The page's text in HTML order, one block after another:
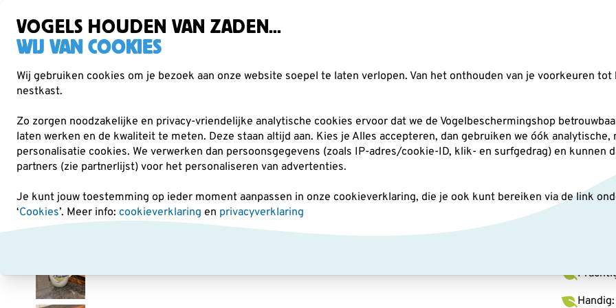
VOGELS HOUDEN VAN ZADEN...
WIJ VAN COOKIES
Wij gebruiken cookies om je bezoek aan onze website soepel te laten verlopen. Van het onthouden van je voorkeuren
nestkast.
Zo zorgen noodzakelijke en privacy-vriendelijke analytische cookies ervoor dat we de Vogelbeschermingshop
laten werken en de kwaliteit te meten. Deze staan altijd aan. Kies je Alles accepteren, dan gebruiken we óók analytische,
personalisatie cookies. We verwerken dan persoonsgegevens (zoals IP-adres/cookie-ID, klik- en surfgedrag) en kunnen
partners (zie partnerlijst) voor het personaliseren van advertenties.
Je kunt jouw toestemming op ieder moment aanpassen in onze cookieverklaring, die je ook kunt bereiken via de link
‘Cookies’. Meer info: cookieverklaring en privacyverklaring
Verrekijkers Vogelvoer Voederhuisjes & -silo's Nestkasten Andere tuindieren
Cadeaus Servies en keuken Mok Pimpelmees
Mok